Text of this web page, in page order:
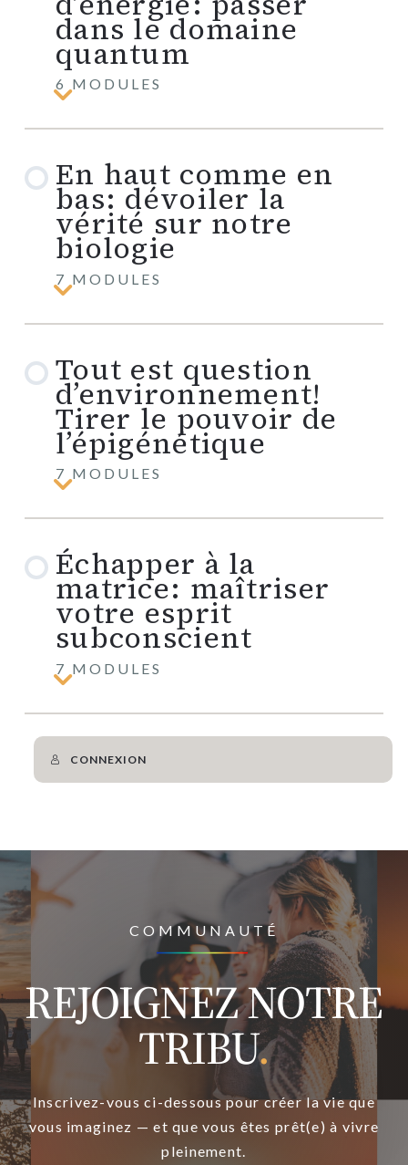
monde
autour
de
nous
dans le domaine
quantum
6 MODULES
Tout
une
d’énergie:
passer
dans
le
domaine
quantum
En haut comme en
bas: dévoiler la
vérité sur notre
biologie
7 MODULES
En
comme
bas:
dévoiler
la
vérité
sur
notre
biologie
Tout est question
d’environnement!
Tirer le pouvoir de
l’épigénétique
7 MODULES
Tout
question
Tirer
le
pouvoir
de
l’épigénétique
Échapper à la
matrice: maîtriser
votre esprit
subconscient
7 MODULES
Échapper
la
matrice:
votre
esprit
CONNEXION
COMMUNAUTÉ
REJOIGNEZ NOTRE
TRIBU.
Inscrivez-vous ci-dessous pour créer la vie que
vous imaginez — et que vous êtes prêt(e) à vivre
pleinement.